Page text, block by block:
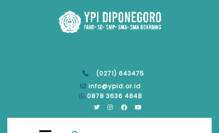
(0271) 643475
info@ypid.or.id
0878 3636 4848